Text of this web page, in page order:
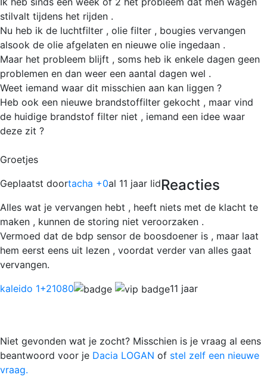
stilvalt tijdens het rijden .
Nu heb ik de luchtfilter , olie filter , bougies vervangen
alsook de olie afgelaten en nieuwe olie ingedaan .
Maar het probleem blijft , soms heb ik enkele dagen geen
problemen en dan weer een aantal dagen wel .
Weet iemand waar dit misschien aan kan liggen ?
Heb ook een nieuwe brandstoffilter gekocht , maar vind
de huidige brandstof filter niet , iemand een idee waar
deze zit ?
Groetjes
Geplaatst doortacha +0al 11 jaar lidReacties
Alles wat je vervangen hebt , heeft niets met de klacht te
maken , kunnen de storing niet veroorzaken .
Vermoed dat de bdp sensor de boosdoener is , maar laat
hem eerst eens uit lezen , voordat verder van alles gaat
vervangen.
kaleido 1+21080 11 jaar
Niet gevonden wat je zocht? Misschien is je vraag al eens
beantwoord voor je Dacia LOGAN of stel zelf een nieuwe
vraag.